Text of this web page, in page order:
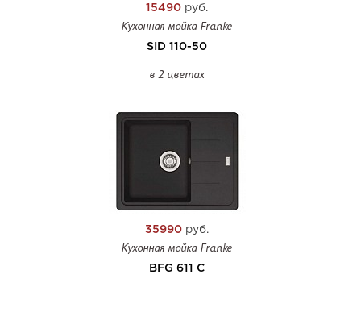
15490руб.
Кухонная мойка Franke
SID 110-50
в 2 цветах
35990руб.
Кухонная мойка Franke
BFG 611 C